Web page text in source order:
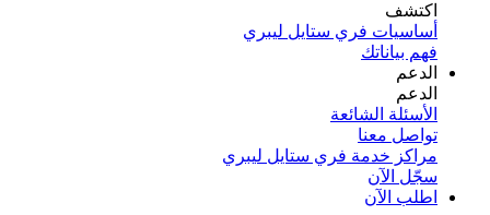
اكتشف​
أساسيات فري ستايل ليبري
فهم بياناتك
الدعم
الدعم
الأسئلة الشائعة
تواصل معنا
مراكز خدمة فري ستايل ليبري
سجّل الآن​
اطلب الآن